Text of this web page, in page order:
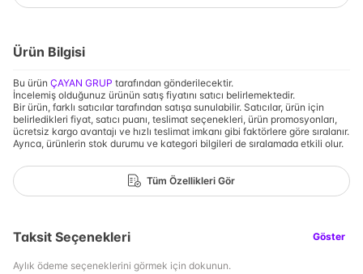
Ürün Bilgisi
Bu ürün ÇAYAN GRUP tarafından gönderilecektir.
İncelemiş olduğunuz ürünün satış fiyatını satıcı belirlemektedir.
Bir ürün, farklı satıcılar tarafından satışa sunulabilir. Satıcılar, ürün için
belirledikleri fiyat, satıcı puanı, teslimat seçenekleri, ürün promosyonları,
ücretsiz kargo avantajı ve hızlı teslimat imkanı gibi faktörlere göre sıralanır.
Ayrıca, ürünlerin stok durumu ve kategori bilgileri de sıralamada etkili olur.
Tüm Özellikleri Gör
Taksit Seçenekleri Göster
Aylık ödeme seçeneklerini görmek için dokunun.